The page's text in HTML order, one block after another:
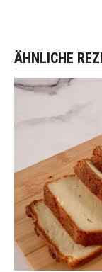
ÄHNLICHE